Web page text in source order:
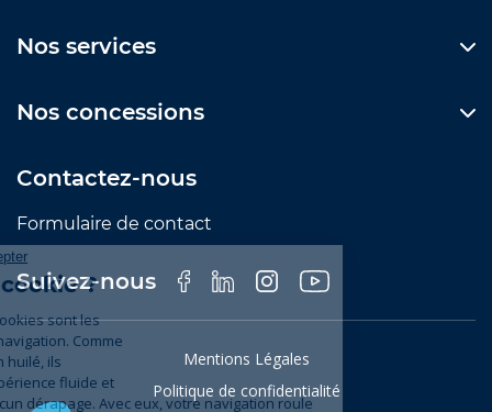
Nos services
Nos concessions
Contactez-nous
Formulaire de contact
Suivez-nous
Mentions Légales
Politique de confidentialité